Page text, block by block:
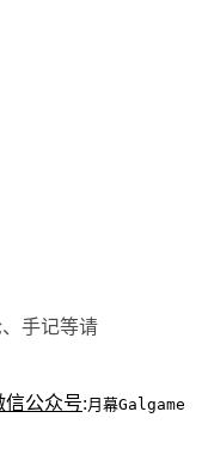
手记等请
信公众号: 月幕Galgame